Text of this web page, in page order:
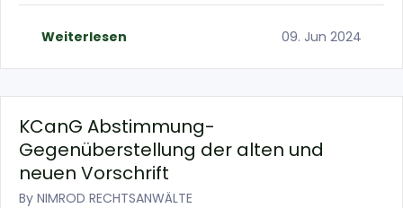
Weiterlesen 09. Jun 2024
KCanG Abstimmung-
Gegenüberstellung der alten und
neuen Vorschrift
By NIMROD RECHTSANWÄLTE